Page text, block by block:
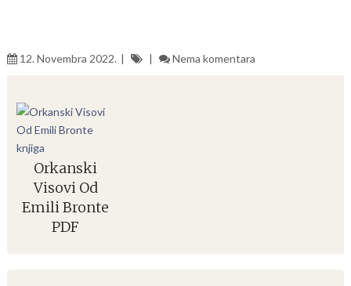
12. Novembra 2022. Nema komentara
Orkanski
Visovi Od
Emili Bronte
PDF